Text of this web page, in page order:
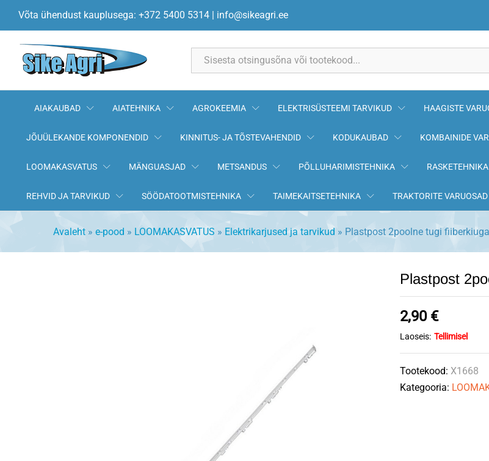
Võta ühendust kauplusega: +372 5400 5314 | info@sikeagri.ee
AIAKAUBAD AIATEHNIKA AGROKEEMIA ELEKTRISÜSTEEMI TARVIKUD HAAGISTE
JÕUÜLEKANDE KOMPONENDID KINNITUS- JA TÕSTEVAHENDID KODUKAUBAD KOMBAINIDE
LOOMAKASVATUS MÄNGUASJAD METSANDUS PÕLLUHARIMISTEHNIKA
REHVID JA TARVIKUD SÖÖDATOOTMISTEHNIKA TAIMEKAITSETEHNIKA TRAKTORITE VARUOSAD
Avaleht » e-pood » LOOMAKASVATUS » Elektrikarjused ja tarvikud » Plastpost 2poolne tugi
Plastpost
2,90 €
Laoseis: Tellimisel
Tootekood:X1668
Kategooria:
Kirjeldus